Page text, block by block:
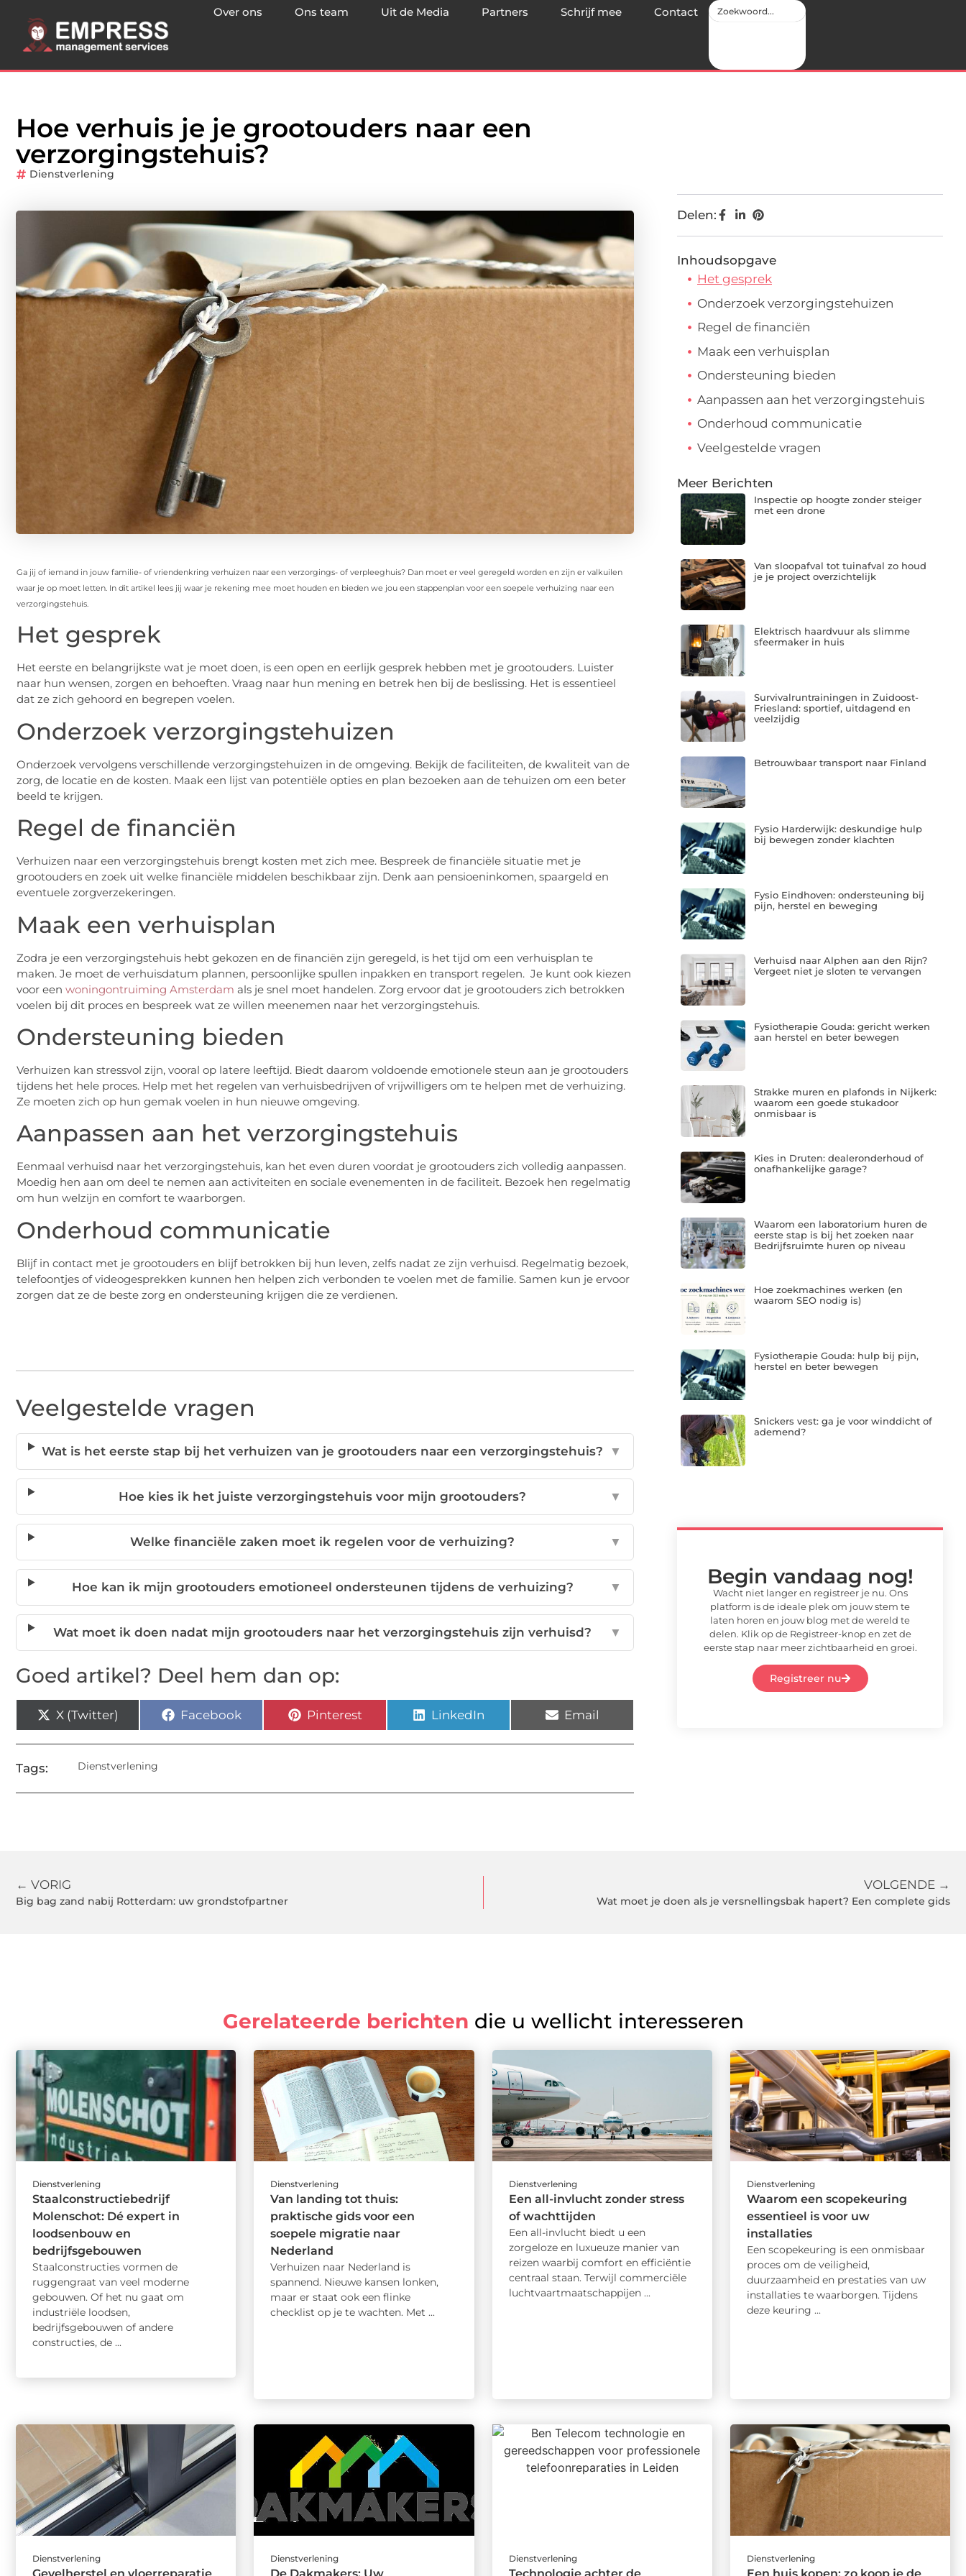
Over ons Ons team Uit de Media Partners Schrijf mee Contact
Hoe verhuis je je grootouders naar een
verzorgingstehuis?
Dienstverlening
Ga jij of iemand in jouw familie- of vriendenkring verhuizen naar een verzorgings- of verpleeghuis? Dan moet er veel geregeld worden en zijn er valkuilen
waar je op moet letten. In dit artikel lees jij waar je rekening mee moet houden en bieden we jou een stappenplan voor een soepele verhuizing naar een
verzorgingstehuis.
Het gesprek
Het eerste en belangrijkste wat je moet doen, is een open en eerlijk gesprek hebben met je grootouders. Luister
naar hun wensen, zorgen en behoeften. Vraag naar hun mening en betrek hen bij de beslissing. Het is essentieel
dat ze zich gehoord en begrepen voelen.
Onderzoek verzorgingstehuizen
Onderzoek vervolgens verschillende verzorgingstehuizen in de omgeving. Bekijk de faciliteiten, de kwaliteit van de
zorg, de locatie en de kosten. Maak een lijst van potentiële opties en plan bezoeken aan de tehuizen om een beter
beeld te krijgen.
Regel de financiën
Verhuizen naar een verzorgingstehuis brengt kosten met zich mee. Bespreek de financiële situatie met je
grootouders en zoek uit welke financiële middelen beschikbaar zijn. Denk aan pensioeninkomen, spaargeld en
eventuele zorgverzekeringen.
Maak een verhuisplan
Zodra je een verzorgingstehuis hebt gekozen en de financiën zijn geregeld, is het tijd om een verhuisplan te
maken. Je moet de verhuisdatum plannen, persoonlijke spullen inpakken en transport regelen. Je kunt ook kiezen
voor een woningontruiming Amsterdam als je snel moet handelen. Zorg ervoor dat je grootouders zich betrokken
voelen bij dit proces en bespreek wat ze willen meenemen naar het verzorgingstehuis.
Ondersteuning bieden
Verhuizen kan stressvol zijn, vooral op latere leeftijd. Biedt daarom voldoende emotionele steun aan je grootouders
tijdens het hele proces. Help met het regelen van verhuisbedrijven of vrijwilligers om te helpen met de verhuizing.
Ze moeten zich op hun gemak voelen in hun nieuwe omgeving.
Aanpassen aan het verzorgingstehuis
Eenmaal verhuisd naar het verzorgingstehuis, kan het even duren voordat je grootouders zich volledig aanpassen.
Moedig hen aan om deel te nemen aan activiteiten en sociale evenementen in de faciliteit. Bezoek hen regelmatig
om hun welzijn en comfort te waarborgen.
Onderhoud communicatie
Blijf in contact met je grootouders en blijf betrokken bij hun leven, zelfs nadat ze zijn verhuisd. Regelmatig bezoek,
telefoontjes of videogesprekken kunnen hen helpen zich verbonden te voelen met de familie. Samen kun je ervoor
zorgen dat ze de beste zorg en ondersteuning krijgen die ze verdienen.
Veelgestelde vragen
Wat is het eerste stap bij het verhuizen van je grootouders naar een verzorgingstehuis? ▼
Hoe kies ik het juiste verzorgingstehuis voor mijn grootouders? ▼
Welke financiële zaken moet ik regelen voor de verhuizing? ▼
Hoe kan ik mijn grootouders emotioneel ondersteunen tijdens de verhuizing? ▼
Wat moet ik doen nadat mijn grootouders naar het verzorgingstehuis zijn verhuisd? ▼
Goed artikel? Deel hem dan op:
X (Twitter) Facebook Pinterest LinkedIn Email
Tags: Dienstverlening
Delen:
Inhoudsopgave
Het gesprek
Onderzoek verzorgingstehuizen
Regel de financiën
Maak een verhuisplan
Ondersteuning bieden
Aanpassen aan het verzorgingstehuis
Onderhoud communicatie
Veelgestelde vragen
Meer Berichten
Inspectie op hoogte zonder steiger
met een drone
Van sloopafval tot tuinafval zo houd
je je project overzichtelijk
Elektrisch haardvuur als slimme
sfeermaker in huis
Survivalruntrainingen in Zuidoost-
Friesland: sportief, uitdagend en
veelzijdig
Betrouwbaar transport naar Finland
Fysio Harderwijk: deskundige hulp
bij bewegen zonder klachten
Fysio Eindhoven: ondersteuning bij
pijn, herstel en beweging
Verhuisd naar Alphen aan den Rijn?
Vergeet niet je sloten te vervangen
Fysiotherapie Gouda: gericht werken
aan herstel en beter bewegen
Strakke muren en plafonds in Nijkerk:
waarom een goede stukadoor
onmisbaar is
Kies in Druten: dealeronderhoud of
onafhankelijke garage?
Waarom een laboratorium huren de
eerste stap is bij het zoeken naar
Bedrijfsruimte huren op niveau
Hoe zoekmachines werken (en
waarom SEO nodig is)
Fysiotherapie Gouda: hulp bij pijn,
herstel en beter bewegen
Snickers vest: ga je voor winddicht of
ademend?
Begin vandaag nog!
Wacht niet langer en registreer je nu. Ons
platform is de ideale plek om jouw stem te
laten horen en jouw blog met de wereld te
delen. Klik op de Registreer-knop en zet de
eerste stap naar meer zichtbaarheid en groei.
Registreer nu
← VORIG
Big bag zand nabij Rotterdam: uw grondstofpartner
VOLGENDE →
Wat moet je doen als je versnellingsbak hapert? Een complete gids
Gerelateerde berichten die u wellicht interesseren
Dienstverlening
Staalconstructiebedrijf
Molenschot: Dé expert in
loodsenbouw en
bedrijfsgebouwen
Staalconstructies vormen de
ruggengraat van veel moderne
gebouwen. Of het nu gaat om
industriële loodsen,
bedrijfsgebouwen of andere
constructies, de ...
Dienstverlening
Van landing tot thuis:
praktische gids voor een
soepele migratie naar
Nederland
Verhuizen naar Nederland is
spannend. Nieuwe kansen lonken,
maar er staat ook een flinke
checklist op je te wachten. Met ...
Dienstverlening
Een all-invlucht zonder stress
of wachttijden
Een all-invlucht biedt u een
zorgeloze en luxueuze manier van
reizen waarbij comfort en efficiëntie
centraal staan. Terwijl commerciële
luchtvaartmaatschappijen ...
Dienstverlening
Waarom een scopekeuring
essentieel is voor uw
installaties
Een scopekeuring is een onmisbaar
proces om de veiligheid,
duurzaamheid en prestaties van uw
installaties te waarborgen. Tijdens
deze keuring ...
Dienstverlening
Gevelherstel en vloerreparatie
Dienstverlening
De Dakmakers: Uw
Dienstverlening
Technologie achter de
Dienstverlening
Een huis kopen; zo koop je de